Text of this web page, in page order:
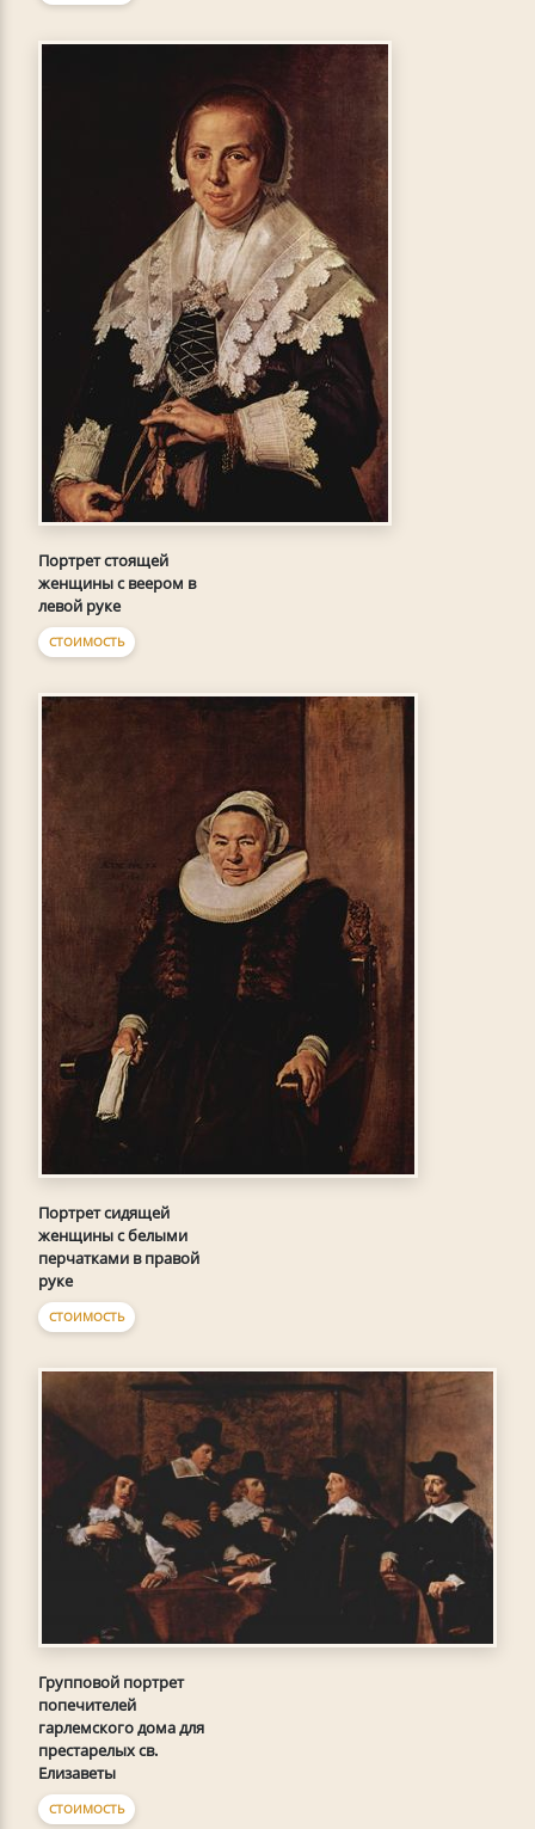
Портрет стоящей
женщины с веером в
левой руке
СТОИМОСТЬ
Портрет сидящей
женщины с белыми
перчатками в правой
руке
СТОИМОСТЬ
Групповой портрет
попечителей
гарлемского дома для
престарелых св.
Елизаветы
СТОИМОСТЬ